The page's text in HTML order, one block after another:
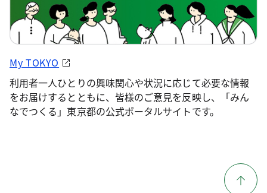
My TOKYO
利用者一人ひとりの興味関心や状況に応じて必要な情報
をお届けするとともに、皆様のご意見を反映し、「みん
なでつくる」東京都の公式ポータルサイトです。